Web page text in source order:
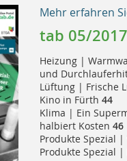
Mehr erfahren
tab 05/2017
Heizung |
und
Lüftung | Frische
Kino in Fürth 44
Klima | Ein
halbiert Kosten 46
Produkte Spezial |
Produkte Spezial |